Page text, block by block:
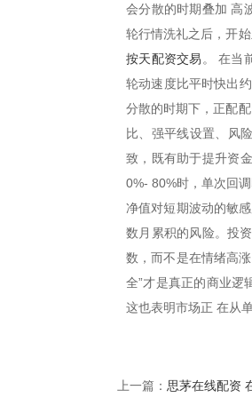
会分散的时期叠加 高
轮行情洗礼之后，开
按天配资交易 。 在当
轮动速度比平时快出
分散的时期下，正配
比、强平线设置、风
致，既有助于提升资
0%- 80%时，单次回
净值对短期波动的敏
数月累积的风险。投
数，而不是在情绪高
全”才是真正的商业逻
这也表明市场正 在从
上一篇： 思茅在线配资